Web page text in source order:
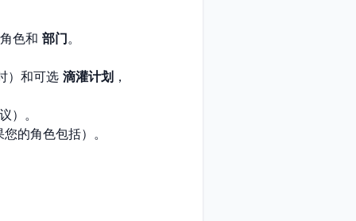
色和 部门。
）和可选 滴灌计划 ，
）。
的角色包括）。